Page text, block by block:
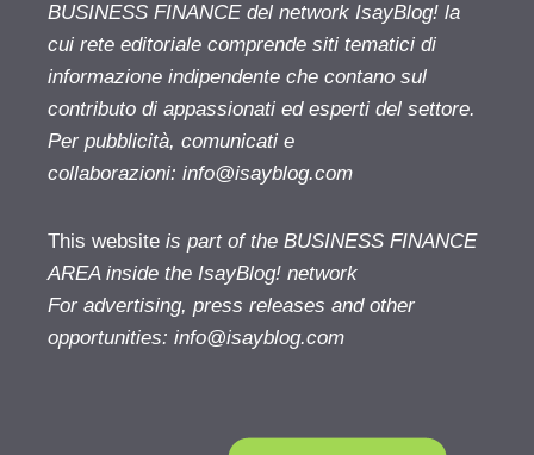
BUSINESS FINANCE del network IsayBlog! la
cui rete editoriale comprende siti tematici di
informazione indipendente che contano sul
contributo di appassionati ed esperti del settore.
Per pubblicità, comunicati e
collaborazioni: info@isayblog.com
This website is part of the BUSINESS FINANCE
AREA inside the IsayBlog! network
For advertising, press releases and other
opportunities: info@isayblog.com